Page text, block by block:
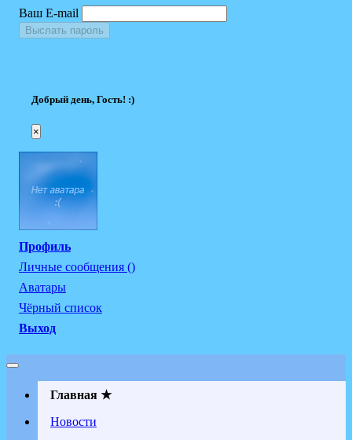
Ваш E-mail
Выслать пароль
Добрый день, Гость! :)
×
Профиль
Личные сообщения ()
Аватары
Чёрный список
Выход
Главная ★
Новости